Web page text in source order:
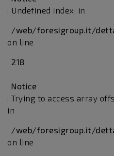
: Undefined index: in
/web/foresigroup.it/
on line
218
Notice
: Trying to access array
in
/web/foresigroup.it/
on line